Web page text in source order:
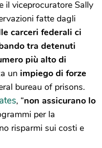
il viceprocuratore Sally
fatte dagli
carceri federali ci
tra detenuti
più alto di
un impiego di forze
bureau of prisons.
, “non assicurano lo
per la
risparmi sui costi e